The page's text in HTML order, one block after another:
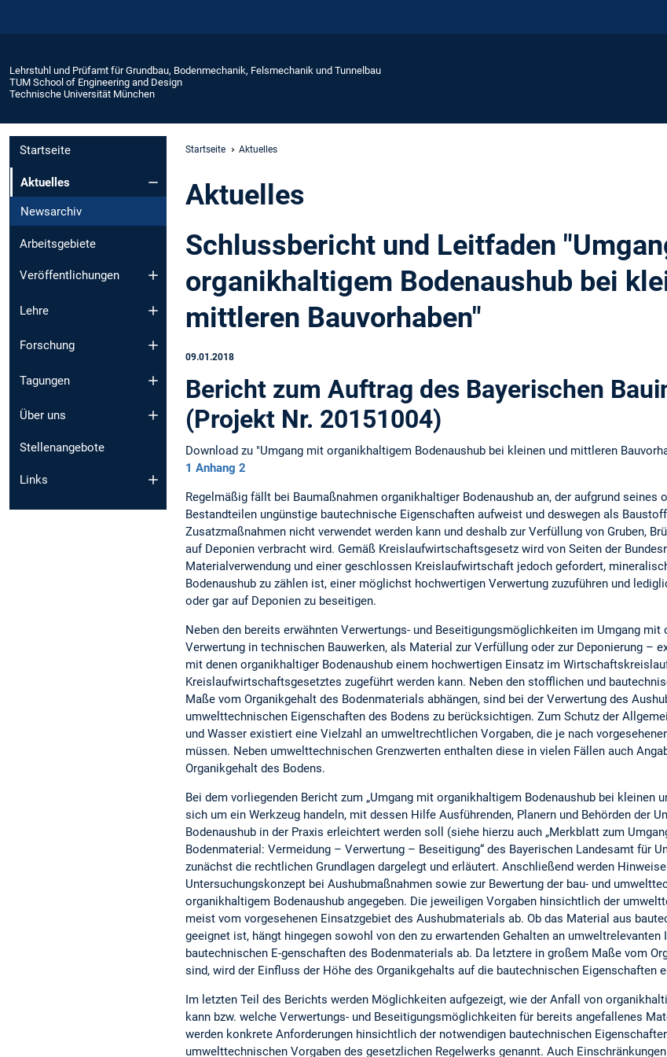
Lehrstuhl und Prüfamt für Grundbau, Bodenmechanik, Felsmechanik und Tunnelbau
TUM School of Engineering and Design
Technische Universität München
Startseite
Aktuelles
Newsarchiv
Arbeitsgebiete
Veröffentlichungen
Lehre
Forschung
Tagungen
Über uns
Stellenangebote
Links
Startseite Aktuelles
Aktuelles
Schlussbericht und Leitfaden
organikhaltigem Bodenaushub bei
mittleren Bauvorhaben"
09.01.2018
Bericht zum Auftrag des Bayerischen
(Projekt Nr. 20151004)
Download zu "Umgang mit organikhaltigem Bodenaushub bei kleinen und mittleren
1 Anhang 2
Regelmäßig fällt bei Baumaßnahmen organikhaltiger Bodenaushub an, der aufgrund seines
Bestandteilen ungünstige bautechnische Eigenschaften aufweist und deswegen als
Zusatzmaßnahmen nicht verwendet werden kann und deshalb zur Verfüllung von Gruben,
auf Deponien verbracht wird. Gemäß Kreislaufwirtschaftsgesetz wird von Seiten der
Materialverwendung und einer geschlossen Kreislaufwirtschaft jedoch gefordert,
Bodenaushub zu zählen ist, einer möglichst hochwertigen Verwertung zuzuführen und
oder gar auf Deponien zu beseitigen.
Neben den bereits erwähnten Verwertungs- und Beseitigungsmöglichkeiten im Umgang
Verwertung in technischen Bauwerken, als Material zur Verfüllung oder zur Deponierung –
mit denen organikhaltiger Bodenaushub einem hochwertigen Einsatz im
Kreislaufwirtschaftsgesetztes zugeführt werden kann. Neben den stofflichen und
Maße vom Organikgehalt des Bodenmaterials abhängen, sind bei der Verwertung des
umwelttechnischen Eigenschaften des Bodens zu berücksichtigen. Zum Schutz der
und Wasser existiert eine Vielzahl an umweltrechtlichen Vorgaben, die je nach
müssen. Neben umwelttechnischen Grenzwerten enthalten diese in vielen Fällen auch
Organikgehalt des Bodens.
Bei dem vorliegenden Bericht zum „Umgang mit organikhaltigem Bodenaushub bei kleinen
sich um ein Werkzeug handeln, mit dessen Hilfe Ausführenden, Planern und Behörden der
Bodenaushub in der Praxis erleichtert werden soll (siehe hierzu auch „Merkblatt zum
Bodenmaterial: Vermeidung – Verwertung – Beseitigung“ des Bayerischen Landesamt für
zunächst die rechtlichen Grundlagen dargelegt und erläutert. Anschließend werden
Untersuchungskonzept bei Aushubmaßnahmen sowie zur Bewertung der bau- und
organikhaltigem Bodenaushub angegeben. Die jeweiligen Vorgaben hinsichtlich der
meist vom vorgesehenen Einsatzgebiet des Aushubmaterials ab. Ob das Material aus
geeignet ist, hängt hingegen sowohl von den zu erwartenden Gehalten an
bautechnischen E-genschaften des Bodenmaterials ab. Da letztere in großem Maße vom
sind, wird der Einfluss der Höhe des Organikgehalts auf die bautechnischen Eigenschaften
Im letzten Teil des Berichts werden Möglichkeiten aufgezeigt, wie der Anfall von
kann bzw. welche Verwertungs- und Beseitigungsmöglichkeiten für bereits angefallenes
werden konkrete Anforderungen hinsichtlich der notwendigen bautechnischen
umwelttechnischen Vorgaben des gesetzlichen Regelwerks genannt. Auch